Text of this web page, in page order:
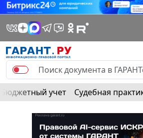
Бюджетный учет Судебная